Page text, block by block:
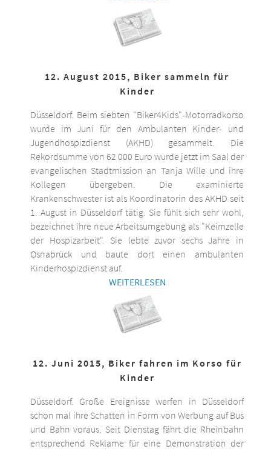
12. August 2015, Biker sammeln für
Kinder
Düsseldorf. Beim siebten "Biker4Kids"-Motorradkorso
wurde im Juni für den Ambulanten Kinder- und
Jugendhospizdienst (AKHD) gesammelt. Die
Rekordsumme von 62 000 Euro wurde jetzt im Saal der
evangelischen Stadtmission an Tanja Wille und ihre
Kollegen übergeben. Die examinierte
Krankenschwester ist als Koordinatorin des AKHD seit
1. August in Düsseldorf tätig. Sie fühlt sich sehr wohl,
bezeichnet ihre neue Arbeitsumgebung als "Keimzelle
der Hospizarbeit". Sie lebte zuvor sechs Jahre in
Osnabrück und baute dort einen ambulanten
Kinderhospizdienst auf.
WEITERLESEN
12. Juni 2015, Biker fahren im Korso für
Kinder
Düsseldorf. Große Ereignisse werfen in Düsseldorf
schon mal ihre Schatten in Form von Werbung auf Bus
und Bahn voraus. Seit Dienstag fährt die Rheinbahn
entsprechend Reklame für eine Demonstration der